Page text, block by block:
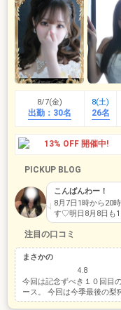
8/7(金)
出勤： 30名
8(土)
26名
13% OFF 開催中!
PICKUP BLOG
こんばんわー！
8月7日1時から20
す♡明日8月8日も
すまだまだ空きあ
注目の口コミ
まさかの
4.8
今回は記念ずべき１０回目
ース。 今回は今季最後の梨